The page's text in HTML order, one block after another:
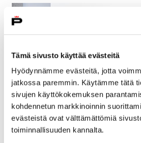
Tämä sivusto käyttää evästeitä
Hyödynnämme evästeitä, jotta
jatkossa paremmin. Käytämme tätä
sivujen käyttökokemuksen
kohdennetun markkinoinnin
evästeistä ovat välttämättömiä
toiminnallisuuden kannalta.